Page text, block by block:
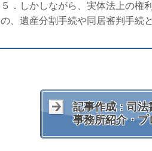
５．しかしながら、実体法上の権
の、遺産分割手続や同居審判手続
記事作成：司
事務所紹介・